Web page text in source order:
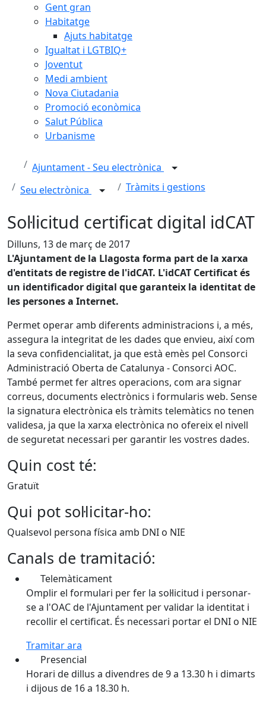
Gent gran
Habitatge
Ajuts habitatge
Igualtat i LGTBIQ+
Joventut
Medi ambient
Nova Ciutadania
Promoció econòmica
Salut Pública
Urbanisme
Ajuntament - Seu electrònica
Seu electrònica
Tràmits i gestions
Sol·licitud certificat digital idCAT
Dilluns, 13 de març de 2017
L'Ajuntament de la Llagosta forma part de la xarxa
d'entitats de registre de l'idCAT. L'idCAT Certificat és
un identificador digital que garanteix la identitat de
les persones a Internet.
Permet operar amb diferents administracions i, a més,
assegura la integritat de les dades que envieu, així com
la seva confidencialitat, ja que està emès pel Consorci
Administració Oberta de Catalunya - Consorci AOC.
També permet fer altres operacions, com ara signar
correus, documents electrònics i formularis web. Sense
la signatura electrònica els tràmits telemàtics no tenen
validesa, ja que la xarxa electrònica no ofereix el nivell
de seguretat necessari per garantir les vostres dades.
Quin cost té:
Gratuït
Qui pot sol·licitar-ho:
Qualsevol persona física amb DNI o NIE
Canals de tramitació:
Telemàticament
Omplir el formulari per fer la sol·licitud i personar-
se a l'OAC de l'Ajuntament per validar la identitat i
recollir el certificat. És necessari portar el DNI o NIE
Tramitar ara
Presencial
Horari de dillus a divendres de 9 a 13.30 h i dimarts
i dijous de 16 a 18.30 h.